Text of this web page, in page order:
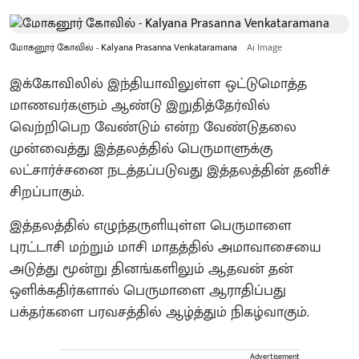
மோகனூர் கோவில் - Kalyana Prasanna Venkataramana Ai Image
இக்கோவிலில் இந்தியாவிலுள்ள ஒட்டுமொத்த
மாணவர்களும் ஆண்டு இறுதித்தேர்வில்
வெற்றிபெற வேண்டும் என்ற வேண்டுதலை
முன்வைத்து இத்தலத்தில் பெருமாளுக்கு
லட்சார்ச்சனை நடத்தப்படுவது இத்தலத்தின் தனிச்
சிறப்பாகும்.
இத்தலத்தில் எழுந்தருளியுள்ள பெருமாளை
புரட்டாசி மற்றும் மாசி மாதத்தில் அமாவாசையை
அடுத்து மூன்று தினங்களிலும் ஆதவன் தன்
ஒளிக்கதிர்களால் பெருமாளை ஆராதிப்பது
பக்தர்களை பரவசத்தில் ஆழ்த்தும் நிகழ்வாகும்.